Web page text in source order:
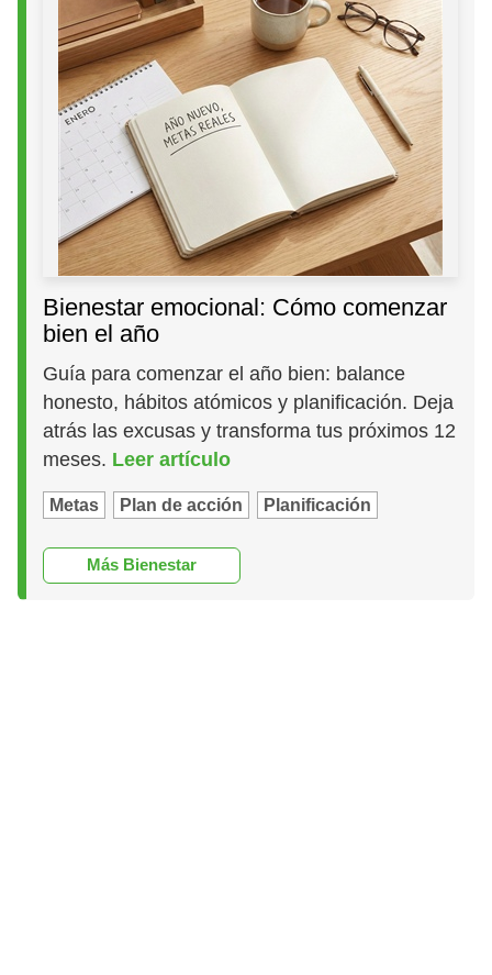
Bienestar emocional: Cómo comenzar
bien el año
Guía para comenzar el año bien: balance
honesto, hábitos atómicos y planificación. Deja
atrás las excusas y transforma tus próximos 12
meses. Leer artículo
Metas Plan de acción Planificación
Más Bienestar